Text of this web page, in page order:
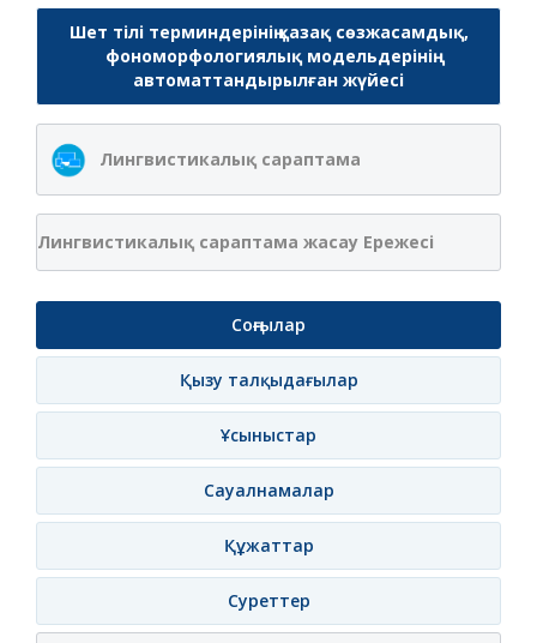
Шет тілі терминдерінің қазақ сөзжасамдық,
фономорфологиялық модельдерінің
автоматтандырылған жүйесі
Лингвистикалық сараптама
Лингвистикалық сараптама жасау Ережесі
Соңғылар
Қызу талқыдағылар
Ұсыныстар
Сауалнамалар
Құжаттар
Суреттер